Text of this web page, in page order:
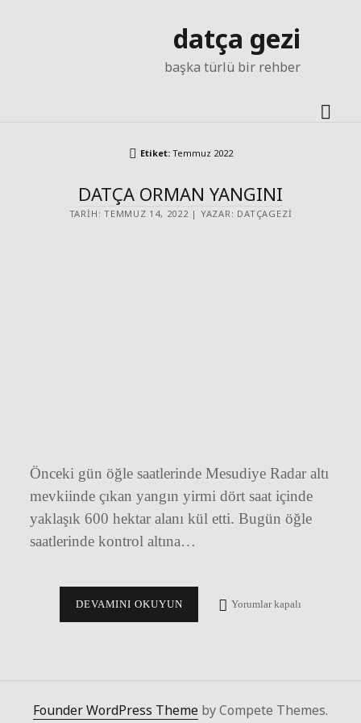
datça gezi
başka türlü bir rehber
Etiket: Temmuz 2022
DATÇA ORMAN YANGINI
TARIH: TEMMUZ 14, 2022 | YAZAR: DATÇAGEZI
Önceki gün öğle saatlerinde Mesudiye Radar altı
mevkiinde çıkan yangın yirmi dört saat içinde
yaklaşık 600 hektar alanı kül etti. Bugün öğle
saatlerinde kontrol altına…
DEVAMINI OKUYUNDATÇA
Yorumlar kapalı
Founder WordPress Theme by Compete Themes.